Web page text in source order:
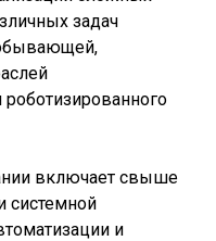
задач
включает свыше
системной
и